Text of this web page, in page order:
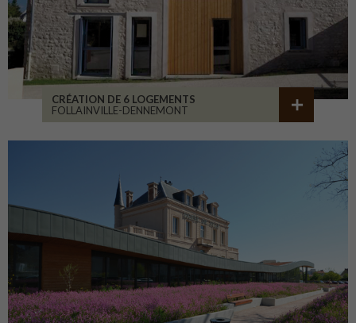
CRÉATION DE 6 LOGEMENTS
FOLLAINVILLE-DENNEMONT